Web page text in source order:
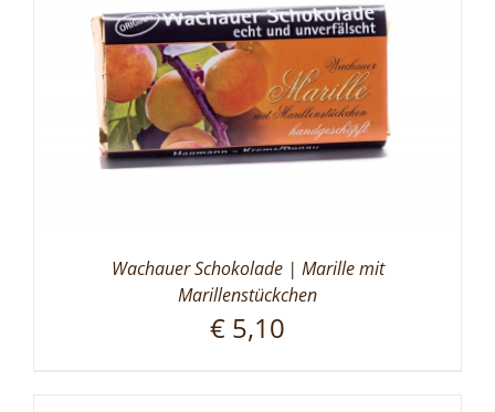
Wachauer Schokolade | Marille mit
Marillenstückchen
€ 5,10